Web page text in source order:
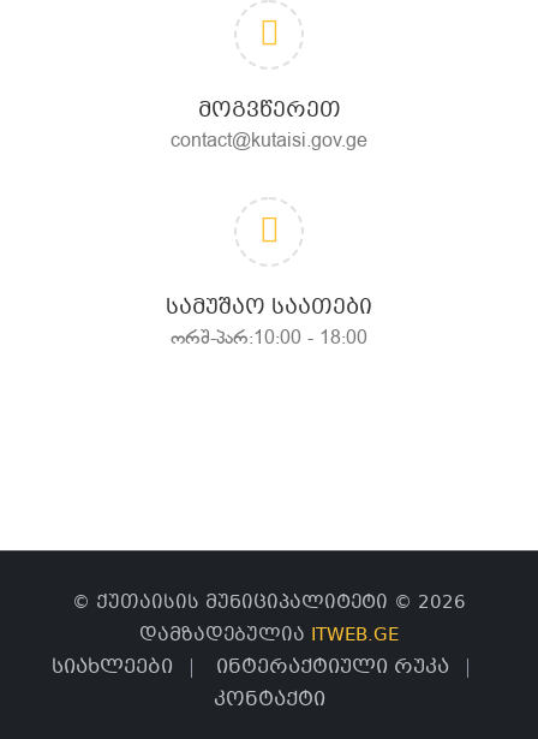
ᲛᲝᲒᲕᲬᲔᲠᲔᲗ
contact@kutaisi.gov.ge
ᲡᲐᲛᲣᲨᲐᲝ ᲡᲐᲐᲗᲔᲑᲘ
ორშ-პარ:10:00 - 18:00
© ქუთაისის მუნიციპალიტეტი © 2026
დამზადებულია ITWEB.GE
სიახლეები
ინტერაქტიული რუკა
კონტაქტი